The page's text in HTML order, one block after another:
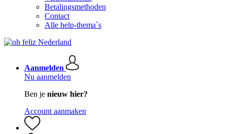
Betalingsmethoden
Contact
Alle help-thema`s
Aanmelden
Nu aanmelden
Ben je nieuw hier?
Account aanmaken